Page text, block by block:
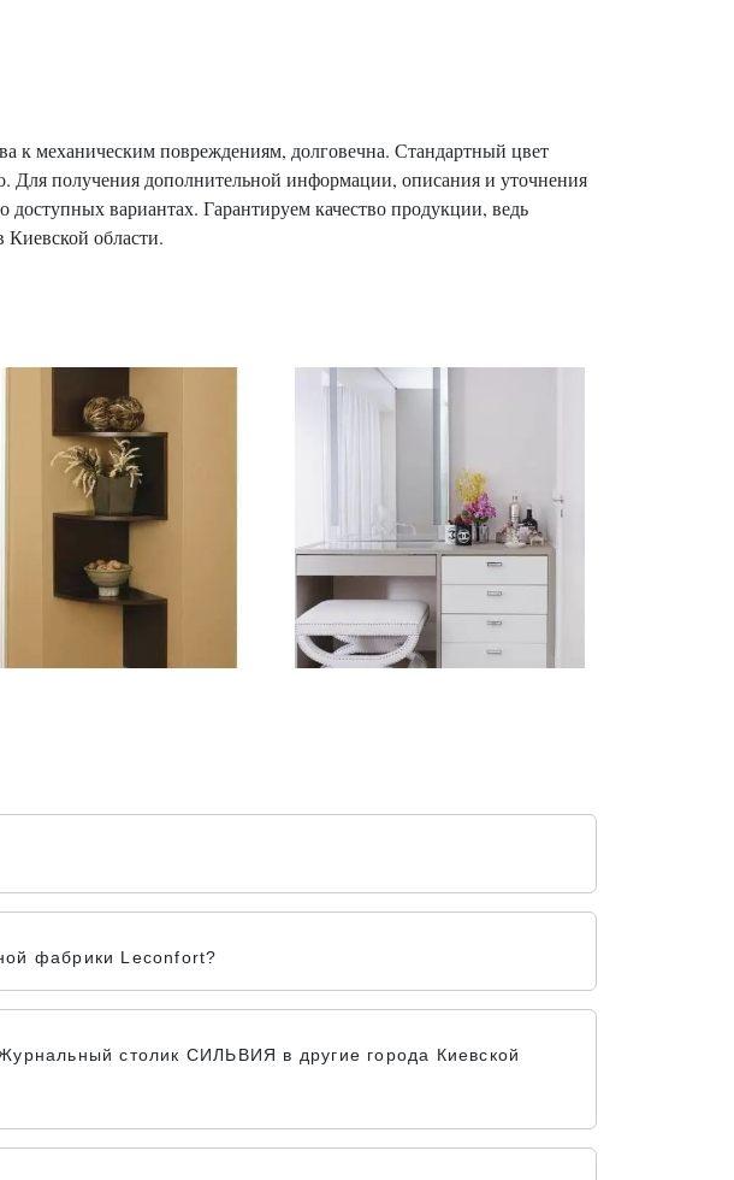
к механическим повреждениям, долговечна. Стандартный цвет
Для получения дополнительной информации, описания и уточнения
вариантах. Гарантируем качество продукции, ведь
области.
фабрики Leconfort?
столик СИЛЬВИЯ в другие города Киевской